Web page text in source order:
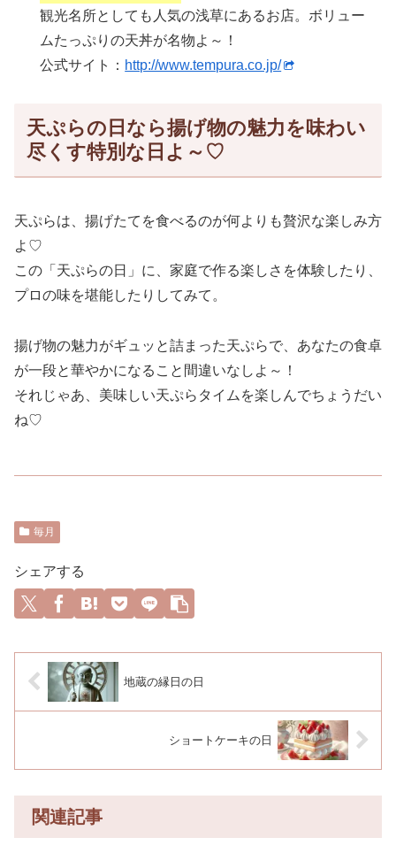
観光名所としても人気の浅草にあるお店。ボリュー
ムたっぷりの天丼が名物よ～！
公式サイト： http://www.tempura.co.jp/
天ぷらの日なら揚げ物の魅力を味わい
尽くす特別な日よ～♡
天ぷらは、揚げたてを食べるのが何よりも贅沢な楽しみ方
よ♡
この「天ぷらの日」に、家庭で作る楽しさを体験したり、
プロの味を堪能したりしてみて。
揚げ物の魅力がギュッと詰まった天ぷらで、あなたの食卓
が一段と華やかになること間違いなしよ～！
それじゃあ、美味しい天ぷらタイムを楽しんでちょうだい
ね♡
毎月
シェアする
地蔵の縁日の日
ショートケーキの日
関連記事